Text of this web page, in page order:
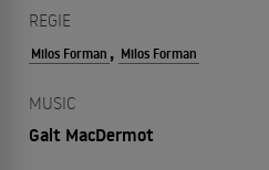
REGIE
Milos Forman , Milos Forman
MUSIC
Galt MacDermot